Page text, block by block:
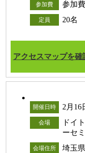
参加費 参加
定員 20名
アクセスマップを確
開催日時 2月
会場
ドイ
ーセ
会場住所 埼玉